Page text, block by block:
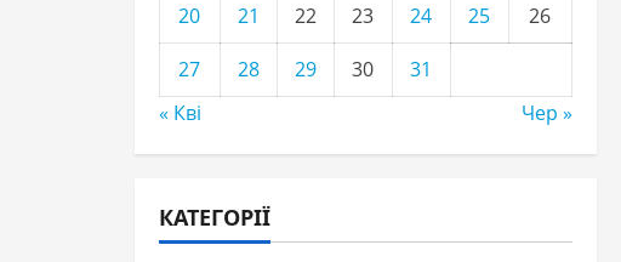
20
21 22 23 24 25
26
27
28 29 30
31
« Кві
Чер »
КАТЕГОРІЇ